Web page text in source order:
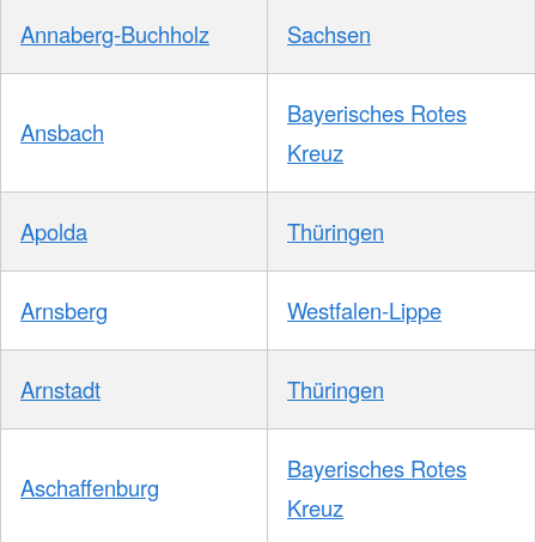
Annaberg-Buchholz Sachsen
Ansbach
Bayerisches Rotes
Kreuz
Apolda Thüringen
Arnsberg Westfalen-Lippe
Arnstadt Thüringen
Aschaffenburg
Bayerisches Rotes
Kreuz